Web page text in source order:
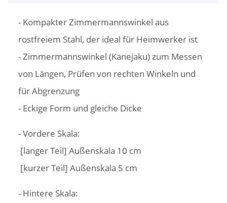
- Kompakter Zimmermannswinkel aus
rostfreiem Stahl, der ideal für Heimwerker ist
- Zimmermannswinkel (Kanejaku) zum Messen
von Längen, Prüfen von rechten Winkeln und
für Abgrenzung
- Eckige Form und gleiche Dicke
- Vordere Skala:
[langer Teil] Außenskala 10 cm
[kurzer Teil] Außenskala 5 cm
- Hintere Skala: